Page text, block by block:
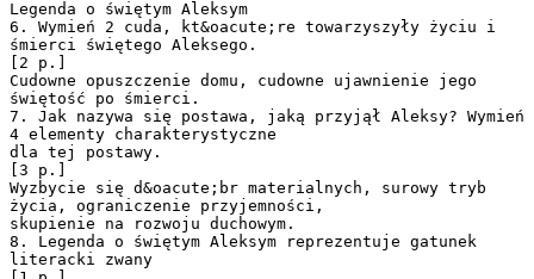
Legenda o świętym Aleksym
6. Wymień 2 cuda, kt&oacute;re towarzyszyły życiu i
śmierci świętego Aleksego.
[2 p.]
Cudowne opuszczenie domu, cudowne ujawnienie jego
świętość po śmierci.
7. Jak nazywa się postawa, jaką przyjął Aleksy? Wymień
4 elementy charakterystyczne
dla tej postawy.
[3 p.]
Wyzbycie się d&oacute;br materialnych, surowy tryb
życia, ograniczenie przyjemności,
skupienie na rozwoju duchowym.
8. Legenda o świętym Aleksym reprezentuje gatunek
literacki zwany